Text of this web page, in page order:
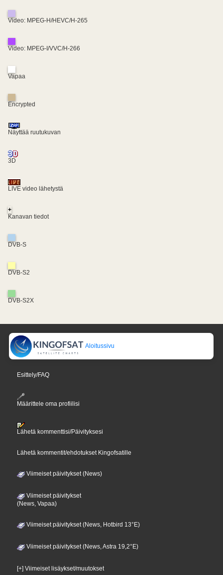
Video: MPEG-H/HEVC/H-265
Video: MPEG-I/VVC/H-266
Vapaa
Encrypted
Näyttää ruutukuvan
3D
LIVE video lähetystä
+
Kanavan tiedot
DVB-S
DVB-S2
DVB-S2X
Aloitussivu
Esittely/FAQ
Määrittele oma profiilisi
Lähetä kommenttisi/Päivityksesi
Lähetä kommentit/ehdotukset Kingofsatille
Viimeiset päivitykset (News)
Viimeiset päivitykset
(News, Vapaa)
Viimeiset päivitykset (News, Hotbird 13°E)
Viimeiset päivitykset (News, Astra 19,2°E)
[+] Viimeiset lisäykset/muutokset